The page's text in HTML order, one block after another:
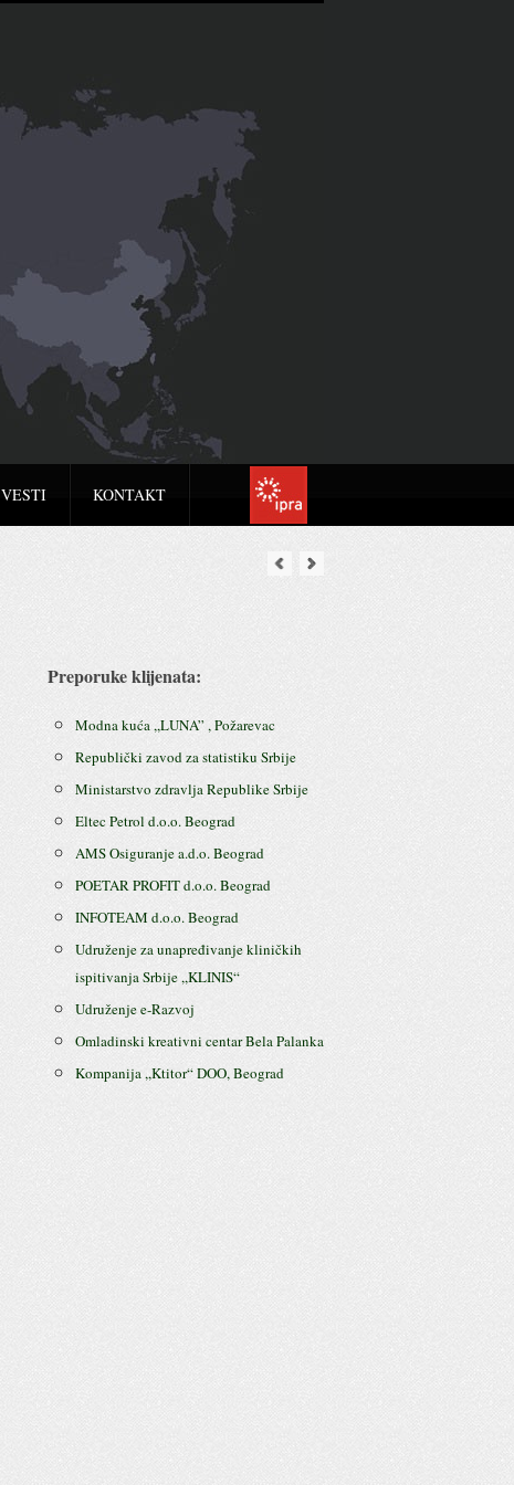
VESTI KONTAKT
Preporuke klijenata:
Modna kuća ,,LUNA” , Požarevac
Republički zavod za statistiku Srbije
Ministarstvo zdravlja Republike Srbije
Eltec Petrol d.o.o. Beograd
AMS Osiguranje a.d.o. Beograd
POETAR PROFIT d.o.o. Beograd
INFOTEAM d.o.o. Beograd
Udruženje za unapređivanje kliničkih
ispitivanja Srbije ,,KLINIS“
Udruženje e-Razvoj
Omladinski kreativni centar Bela Palanka
Kompanija ,,Ktitor“ DOO, Beograd